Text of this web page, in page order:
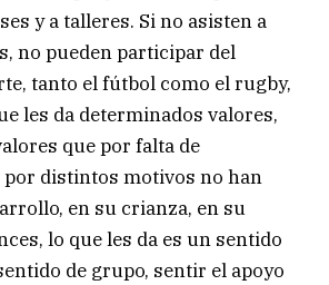
y a talleres. Si no asisten a
no pueden participar del
tanto el fútbol como el rugby,
les da determinados valores,
que por falta de
distintos motivos no han
en su crianza, en su
lo que les da es un sentido
de grupo, sentir el apoyo